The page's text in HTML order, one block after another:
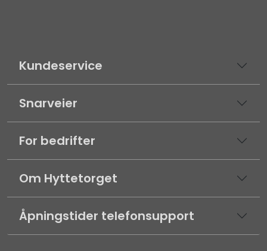
Kundeservice
Snarveier
For bedrifter
Om Hyttetorget
Åpningstider telefonsupport